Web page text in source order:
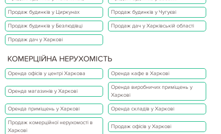
Продаж будинків у Циркунах Продаж будинків у Чугуєві
Продаж будинків у Безлюдівці Продаж дач у Харківській області
Продаж дач у Харкові
КОМЕРЦІЙНА НЕРУХОМІСТЬ
Оренда офісів у центрі Харкова Оренда кафе в Харкові
Оренда магазинів у Харкові
Оренда виробничих приміщень у
Харкові
Оренда приміщень у Харкові Оренда складів у Харкові
Продаж комерційної нерухомості в
Харкові
Продаж офісів у Харкові